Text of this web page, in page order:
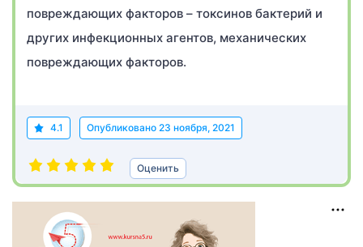
повреждающих факторов – токсинов бактерий и
других инфекционных агентов, механических
повреждающих факторов.
4.1 Опубликовано 23 ноября, 2021
Оценить